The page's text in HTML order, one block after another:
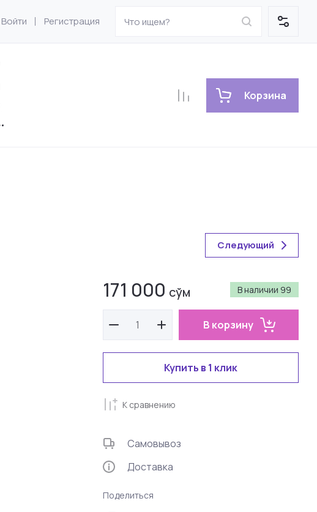
Войти Регистрация
Корзина
Следующий
В наличии 99
171 000 сўм
В корзину
Купить в 1 клик
К сравнению
Самовывоз
Доставка
Поделиться